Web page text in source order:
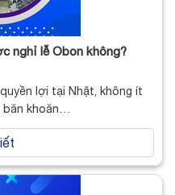
nghỉ lễ Obon không?
lợi tại Nhật, không ít
băn khoăn…